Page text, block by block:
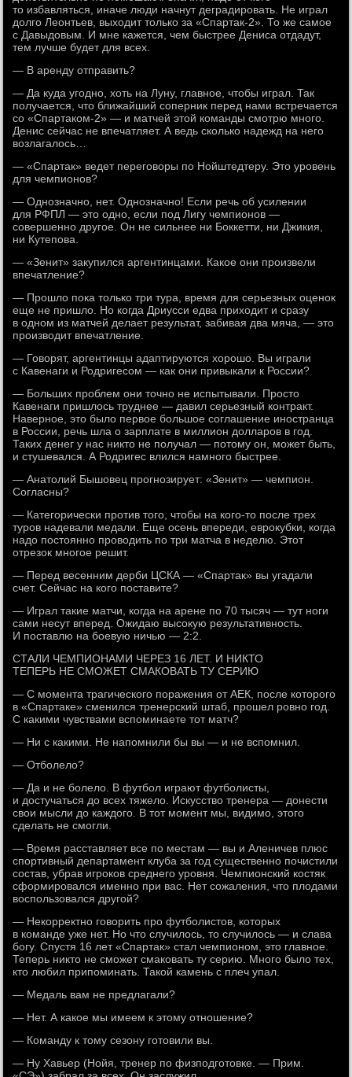
то избавляться, иначе люди начнут деградировать. Не играл
долго Леонтьев, выходит только за «Спартак-2». То же самое
с Давыдовым. И мне кажется, чем быстрее Дениса отдадут,
тем лучше будет для всех.
— В аренду отправить?
— Да куда угодно, хоть на Луну, главное, чтобы играл. Так
получается, что ближайший соперник перед нами встречается
со «Спартаком-2» — и матчей этой команды смотрю много.
Денис сейчас не впечатляет. А ведь сколько надежд на него
возлагалось…
— «Спартак» ведет переговоры по Нойштедтеру. Это уровень
для чемпионов?
— Однозначно, нет. Однозначно! Если речь об усилении
для РФПЛ — это одно, если под Лигу чемпионов —
совершенно другое. Он не сильнее ни Боккетти, ни Джикия,
ни Кутепова.
— «Зенит» закупился аргентинцами. Какое они произвели
впечатление?
— Прошло пока только три тура, время для серьезных оценок
еще не пришло. Но когда Дриусси едва приходит и сразу
в одном из матчей делает результат, забивая два мяча, — это
производит впечатление.
— Говорят, аргентинцы адаптируются хорошо. Вы играли
с Кавенаги и Родригесом — как они привыкали к России?
— Больших проблем они точно не испытывали. Просто
Кавенаги пришлось труднее — давил серьезный контракт.
Наверное, это было первое большое соглашение иностранца
в России, речь шла о зарплате в миллион долларов в год.
Таких денег у нас никто не получал — потому он, может быть,
и стушевался. А Родригес влился намного быстрее.
— Анатолий Бышовец прогнозирует: «Зенит» — чемпион.
Согласны?
— Категорически против того, чтобы на кого-то после трех
туров надевали медали. Еще осень впереди, еврокубки, когда
надо постоянно проводить по три матча в неделю. Этот
отрезок многое решит.
— Перед весенним дерби ЦСКА — «Спартак» вы угадали
счет. Сейчас на кого поставите?
— Играл такие матчи, когда на арене по 70 тысяч — тут ноги
сами несут вперед. Ожидаю высокую результативность.
И поставлю на боевую ничью — 2:2.
СТАЛИ ЧЕМПИОНАМИ ЧЕРЕЗ 16 ЛЕТ. И НИКТО
ТЕПЕРЬ НЕ СМОЖЕТ СМАКОВАТЬ ТУ СЕРИЮ
— С момента трагического поражения от АЕК, после которого
в «Спартаке» сменился тренерский штаб, прошел ровно год.
С какими чувствами вспоминаете тот матч?
— Ни с какими. Не напомнили бы вы — и не вспомнил.
— Отболело?
— Да и не болело. В футбол играют футболисты,
и достучаться до всех тяжело. Искусство тренера — донести
свои мысли до каждого. В тот момент мы, видимо, этого
сделать не смогли.
— Время расставляет все по местам — вы и Аленичев плюс
спортивный департамент клуба за год существенно почистили
состав, убрав игроков среднего уровня. Чемпионский костяк
сформировался именно при вас. Нет сожаления, что плодами
воспользовался другой?
— Некорректно говорить про футболистов, которых
в команде уже нет. Но что случилось, то случилось — и слава
богу. Спустя 16 лет «Спартак» стал чемпионом, это главное.
Теперь никто не сможет смаковать ту серию. Много было тех,
кто любил припоминать. Такой камень с плеч упал.
— Медаль вам не предлагали?
— Нет. А какое мы имеем к этому отношение?
— Команду к тому сезону готовили вы.
— Ну Хавьер (Нойя, тренер по физподготовке. — Прим.